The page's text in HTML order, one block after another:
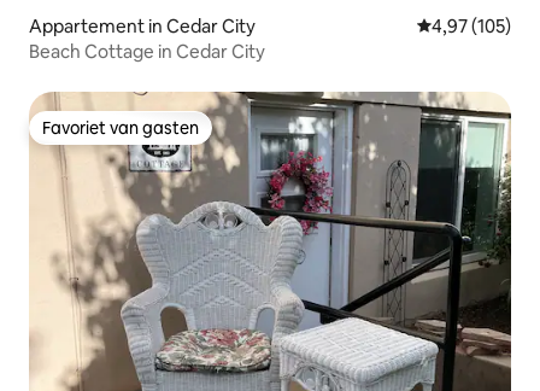
Appartement in Cedar City Gemiddelde
4,97 (105)
Beach Cottage in Cedar City
Favoriet van gasten
Favoriet van gasten